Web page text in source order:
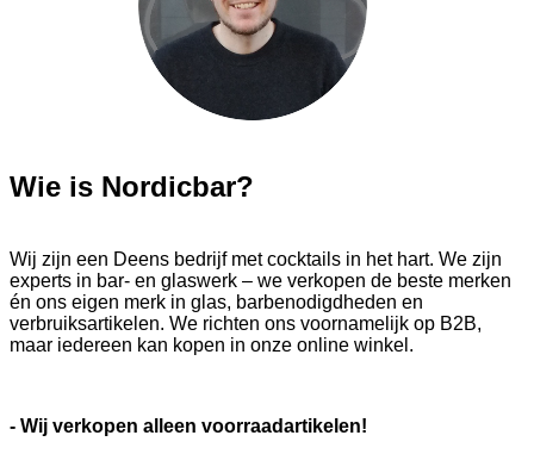
Wie is Nordicbar?
Wij zijn een Deens bedrijf met cocktails in het hart. We zijn
experts in bar- en glaswerk – we verkopen de beste merken
én ons eigen merk in glas, barbenodigdheden en
verbruiksartikelen. We richten ons voornamelijk op B2B,
maar iedereen kan kopen in onze online winkel.
- Wij verkopen alleen voorraadartikelen!